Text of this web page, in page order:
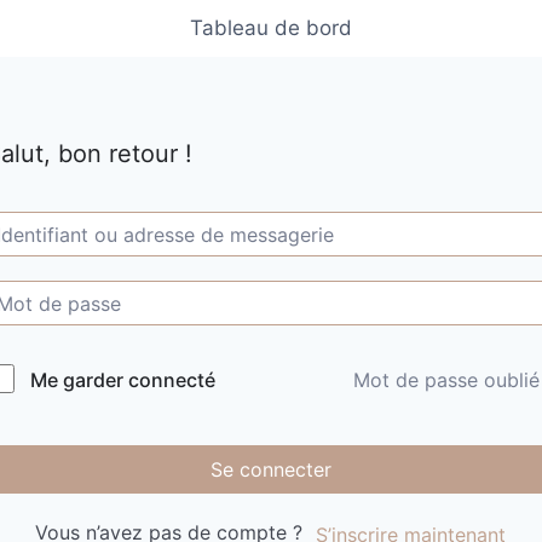
Tableau de bord
bon retour !
Me garder connecté Mot de passe
Se connecter
Vous n’avez pas de compte ? S’inscrire maintenant